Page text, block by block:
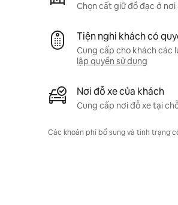
Chọn cất giữ đồ đạc ở
Tiện nghi khách có
Cung cấp cho khách các
lập quyền sử dụng
Nơi đỗ xe của khách
Cung cấp nơi đỗ xe tại
Các khoản phí bổ sung và tình trạng